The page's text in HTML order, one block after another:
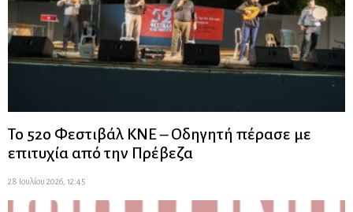
Το 52ο Φεστιβάλ ΚΝΕ – Οδηγητή πέρασε με
επιτυχία από την Πρέβεζα
28 Ιουλίου 2026, 12:45